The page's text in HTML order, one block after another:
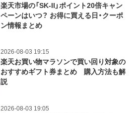
楽天市場の「SK-II」ポイント20倍キャン
ペーンはいつ？ お得に買える日・クーポ
ン情報まとめ
2026-08-03 19:15
楽天お買い物マラソンで買い回り対象の
おすすめギフト券まとめ 購入方法も解
説
2026-08-03 19:05